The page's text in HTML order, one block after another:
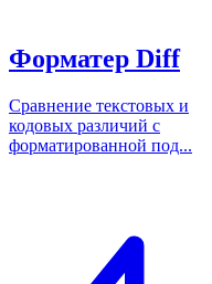
Форматер Diff
Сравнение текстовых и
кодовых различий с
форматированной под...